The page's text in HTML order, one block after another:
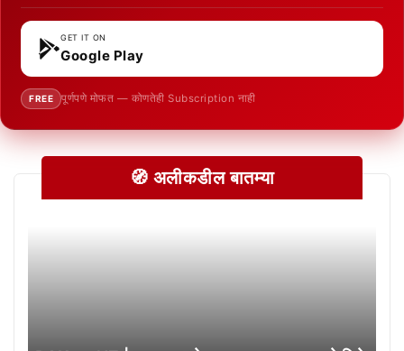
GET IT ON
Google Play
FREE पूर्णपणे मोफत — कोणतेही Subscription नाही
🧭 अलीकडील बातम्या